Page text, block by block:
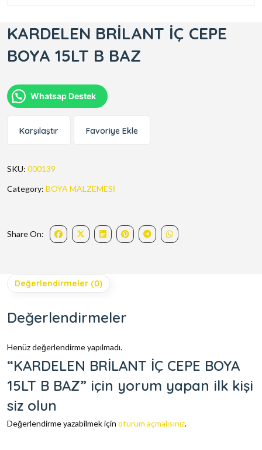
KARDELEN BRİLANT İÇ CEPE
BOYA 15LT B BAZ
Whatsap Destek
Karşılaştır Favoriye Ekle
SKU: 000139
Category: BOYA MALZEMESİ
Share On:
Değerlendirmeler (0)
Değerlendirmeler
Henüz değerlendirme yapılmadı.
“KARDELEN BRİLANT İÇ CEPE BOYA
15LT B BAZ” için yorum yapan ilk kişi
siz olun
Değerlendirme yazabilmek için oturum açmalısınız.